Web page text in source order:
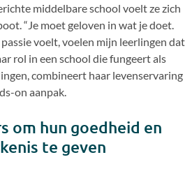
middelbare school voelt ze zich
“Je moet geloven in wat je doet.
voelt, voelen mijn leerlingen dat
rol in een school die fungeert als
combineert haar levenservaring
on aanpak.
om hun goedheid en
te geven